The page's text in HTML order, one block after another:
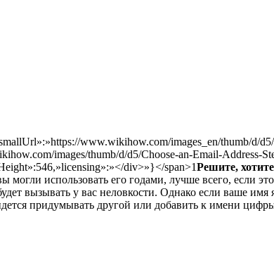
www.wikihow.com/images_en/thumb/d/
images/thumb/d/d5/Choose-an-Email-Address-
</div>»}</span>1Решите,
могли использовать его годами, лучше всего, если
вызывать у вас неловкости. Однако если ваше
придумывать другой или добавить к имени